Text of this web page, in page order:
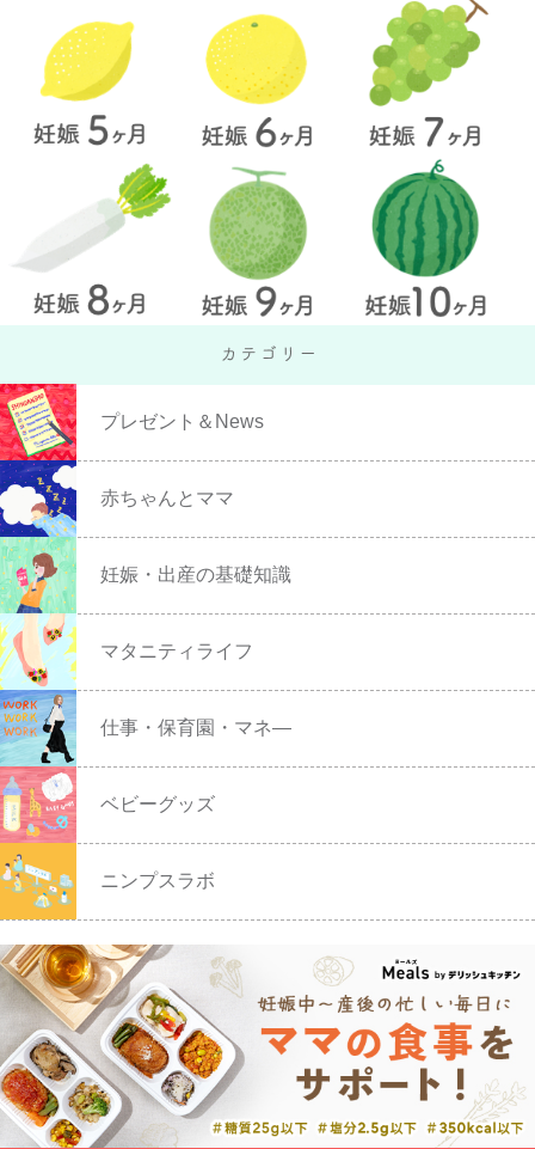
プレゼント＆News
赤ちゃんとママ
妊娠・出産の基礎知識
マタニティライフ
仕事・保育園・マネ―
ベビーグッズ
ニンプスラボ